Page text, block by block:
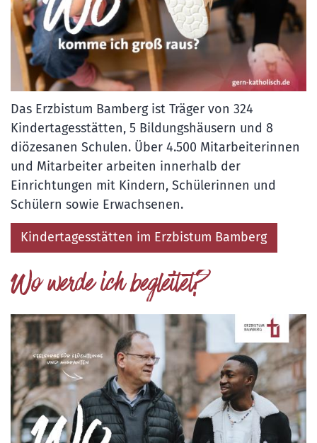
Das Erzbistum Bamberg ist Träger von 324
Kindertagesstätten, 5 Bildungshäusern und 8
diözesanen Schulen. Über 4.500 Mitarbeiterinnen
und Mitarbeiter arbeiten innerhalb der
Einrichtungen mit Kindern, Schülerinnen und
Schülern sowie Erwachsenen.
Kindertagesstätten im Erzbistum Bamberg
Wo werde ich begleitet?